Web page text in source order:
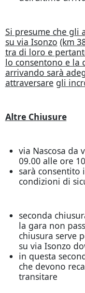
Si presume che gli
su via Isonzo (km
tra di loro e
lo consentono e la
arrivando sarà
attraversare gli
Altre Chiusure
via Nascosa da
09.00 alle ore
sarà consentito
condizioni di
seconda
la gara non
chiusura serve
su via Isonzo
in questa
che devono
transitare